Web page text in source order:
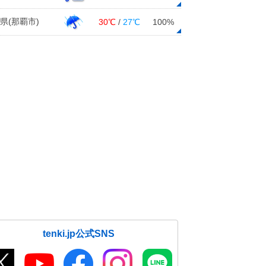
(那覇市) 30℃ / 27℃ 100%
tenki.jp公式SNS